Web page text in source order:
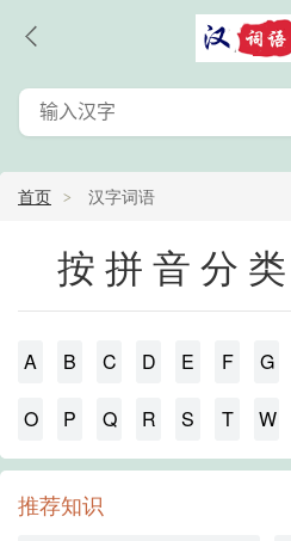
首页 汉字词语
按拼音分
A B C D E F G
O P Q R S T W
推荐知识